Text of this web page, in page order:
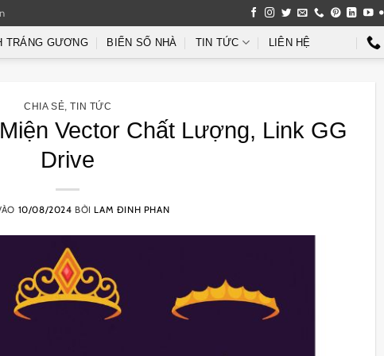
TRÁNG GƯƠNG BIỂN SỐ NHÀ TIN TỨC LIÊN HỆ
CHIA SẺ ,TIN TỨC
Vector Chất Lượng, Link GG
Drive
10/08/2024 BỞI LAM ĐINH PHAN